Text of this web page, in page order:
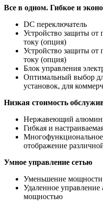
Все в одном. Гибкое и
DC переключатель
Устройство защиты от
току (опция)
Устройство защиты от
току (опция)
Блок управления
Оптимальный выбор
установок, для
Низкая стоимость
Нержавеющий
Гибкая и
отображение
Умное управление сетью
Уменьшение
Удаленное
мощностью